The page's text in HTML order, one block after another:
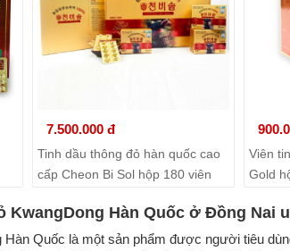
7.500.000 đ
Tinh dầu thông đỏ hàn quốc cao
cấp Cheon Bi Sol hộp 180 viên
Viên
Gold
KwangDong Hàn Quốc ở Đồng Nai
Hàn Quốc là một sản phẩm được người tiêu